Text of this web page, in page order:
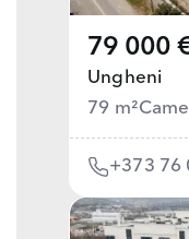
79 000
Ungheni
79 m²
+373 76